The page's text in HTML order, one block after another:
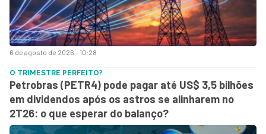
6 de agosto de 2026 - 10:28
O TRIMESTRE PERFEITO?
Petrobras (PETR4) pode pagar até US$ 3,5 bilhões
em dividendos após os astros se alinharem no
2T26: o que esperar do balanço?